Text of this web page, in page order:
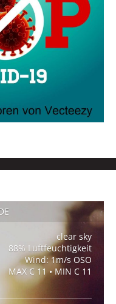
clear sky
88% Luftfeuchtigkeit
Wind: 1m/s OSO
MAX C 11 • MIN C 11